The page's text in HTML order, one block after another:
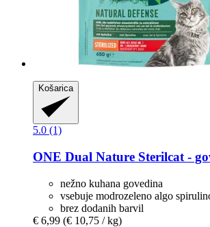
Košarica
5.0 (1)
ONE Dual Nature Sterilcat -​
nežno kuhana govedina
vsebuje modrozeleno algo
brez dodanih barvil
€ 6,99 (€ 10,75 / kg)